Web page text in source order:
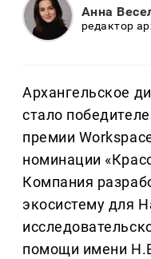
Анна
редактор
Архангельское
стало
премии
номинации
Компания
экосистему для
помощи имени